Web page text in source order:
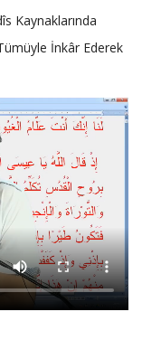
Kaynaklarında
İnkâr Ederek